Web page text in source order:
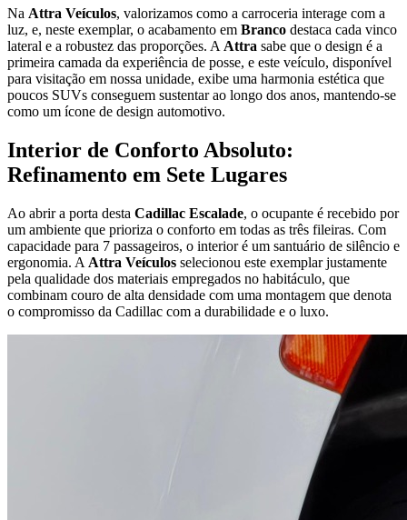
Na Attra Veículos, valorizamos como a carroceria interage com a
luz, e, neste exemplar, o acabamento em Branco destaca cada vinco
lateral e a robustez das proporções. A Attra sabe que o design é a
primeira camada da experiência de posse, e este veículo, disponível
para visitação em nossa unidade, exibe uma harmonia estética que
poucos SUVs conseguem sustentar ao longo dos anos, mantendo-se
como um ícone de design automotivo.
Interior de Conforto Absoluto:
Refinamento em Sete Lugares
Ao abrir a porta desta Cadillac Escalade, o ocupante é recebido por
um ambiente que prioriza o conforto em todas as três fileiras. Com
capacidade para 7 passageiros, o interior é um santuário de silêncio e
ergonomia. A Attra Veículos selecionou este exemplar justamente
pela qualidade dos materiais empregados no habitáculo, que
combinam couro de alta densidade com uma montagem que denota
o compromisso da Cadillac com a durabilidade e o luxo.